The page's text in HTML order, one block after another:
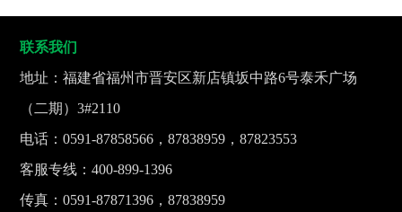
联系我们
地址：福建省福州市晋安区新店镇坂中路6号泰禾广场
（二期）3#2110
电话：0591-87858566，87838959，87823553
客服专线：400-899-1396
传真：0591-87871396，87838959